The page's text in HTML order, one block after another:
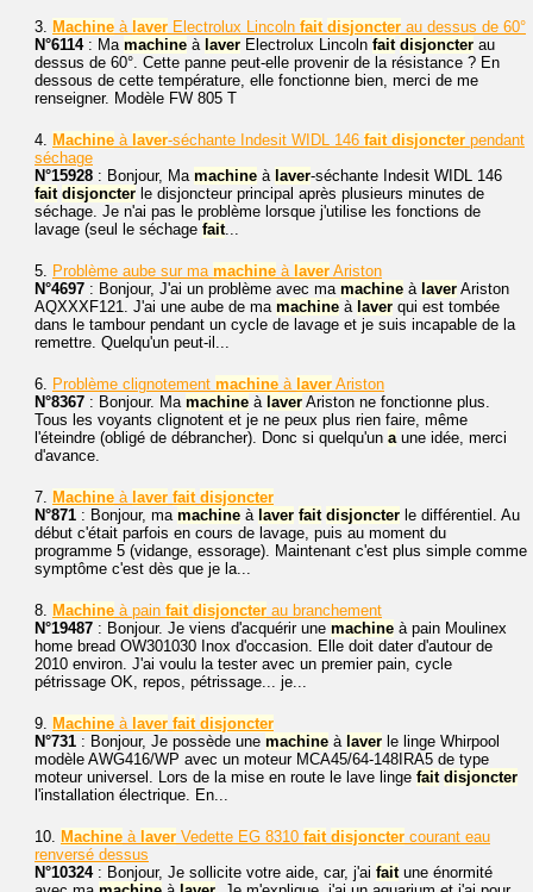
3. Machine à laver Electrolux Lincoln fait disjoncter au dessus de 60°
N°6114: Ma machine à laver Electrolux Lincoln fait disjoncter au
dessus de 60°. Cette panne peut-elle provenir de la résistance ? En
dessous de cette température, elle fonctionne bien, merci de me
renseigner. Modèle FW 805 T
4. Machine à laver-séchante Indesit WIDL 146 fait disjoncter pendant
séchage
N°15928 : Bonjour, Ma machine à laver-séchante Indesit WIDL 146
fait disjoncter le disjoncteur principal après plusieurs minutes de
séchage. Je n'ai pas le problème lorsque j'utilise les fonctions de
lavage (seul le séchage fait...
5. Problème aube sur ma machine à laver Ariston
N°4697 : Bonjour, J'ai un problème avec ma machine à laver Ariston
AQXXXF121. J'ai une aube de ma machine à laver qui est tombée
dans le tambour pendant un cycle de lavage et je suis incapable de la
remettre. Quelqu'un peut-il...
6. Problème clignotement machine à laver Ariston
N°8367 : Bonjour. Ma machine à laver Ariston ne fonctionne plus.
Tous les voyants clignotent et je ne peux plus rien faire, même
l'éteindre (obligé de débrancher). Donc si quelqu'un aune idée, merci
d'avance.
7. Machine à laver fait disjoncter
N°871 : Bonjour, ma machine à laver fait disjoncter le différentiel. Au
début c'était parfois en cours de lavage, puis au moment du
programme 5 (vidange, essorage). Maintenant c'est plus simple comme
symptôme c'est dès que je la...
8. Machine à pain fait disjoncter au branchement
N°19487 : Bonjour. Je viens d'acquérir une machine à pain Moulinex
home bread OW301030 Inox d'occasion. Elle doit dater d'autour de
2010 environ. J'ai voulu la tester avec un premier pain, cycle
pétrissage OK, repos, pétrissage... je...
9. Machine à laver fait disjoncter
N°731 : Bonjour, Je possède une machine à laver le linge Whirpool
modèle AWG416/WP avec un moteur MCA45/64-148IRA5 de type
moteur universel. Lors de la mise en route le lave linge fait disjoncter
l'installation électrique. En...
10. Machine à laver Vedette EG 8310 fait disjoncter courant eau
renversé dessus
N°10324: Bonjour, Je sollicite votre aide, car, j'ai faitune énormité